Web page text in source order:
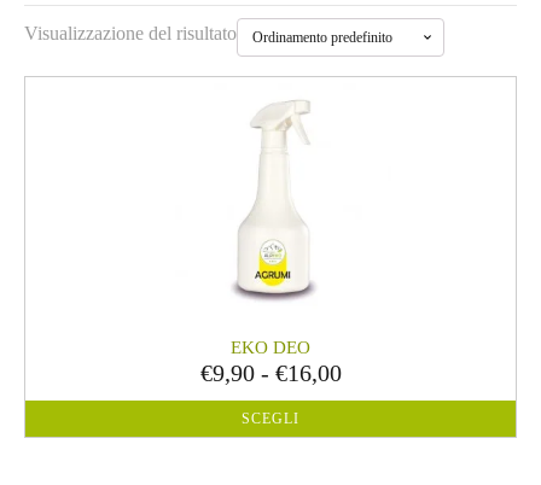
Visualizzazione del risultato
EKO DEO
€9,90 - €16,00Fascia
di
prezzo:
SCEGLI
prodotto